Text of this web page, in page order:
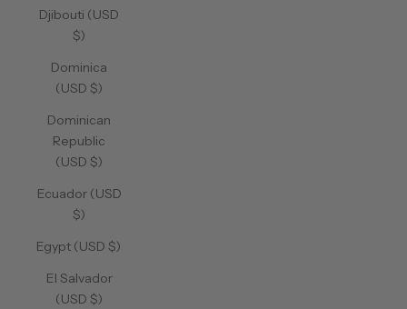
Djibouti (USD
$)
Dominica
(USD $)
Dominican
Republic
(USD $)
Ecuador (USD
$)
Egypt (USD $)
El Salvador
(USD $)